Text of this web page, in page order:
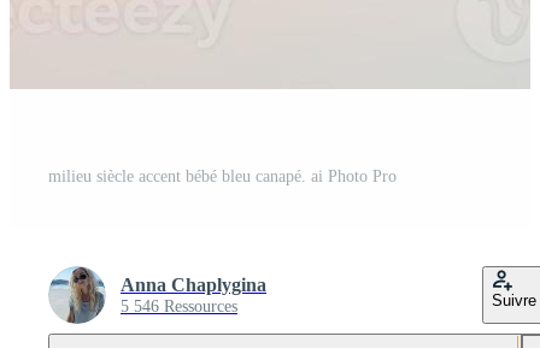
milieu siècle accent bébé bleu canapé. ai Photo Pro
Anna Chaplygina
5 546 Ressources Suivre